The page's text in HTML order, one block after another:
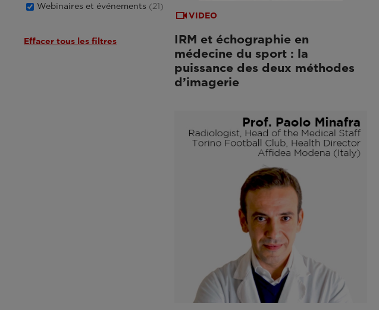
Webinaires et événements (21)
Effacer tous les filtres
VIDEO
IRM et échographie en
médecine du sport : la
puissance des deux méthodes
d’imagerie